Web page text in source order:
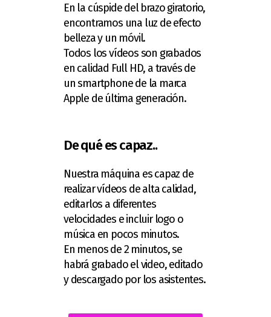
En la cúspide del brazo giratorio,
encontramos una luz de efecto
belleza y un móvil.
Todos los vídeos son grabados
en calidad Full HD, a través de
un smartphone de la marca
Apple de última generación.
De qué es capaz..
Nuestra máquina es capaz de
realizar vídeos de alta calidad,
editarlos a diferentes
velocidades e incluir logo o
música en pocos minutos.
En menos de 2 minutos, se
habrá grabado el video, editado
y descargado por los asistentes.